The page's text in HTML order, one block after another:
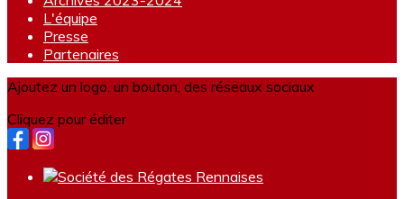
L'équipe
Presse
Partenaires
Ajoutez un logo, un bouton, des réseaux sociaux
Cliquez pour éditer